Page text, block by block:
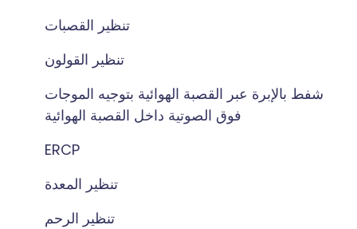
تنظير القصبات
تنظير القولون
شفط بالإبرة عبر القصبة الهوائية بتوجيه الموجات
فوق الصوتية داخل القصبة الهوائية
ERCP
تنظير المعدة
تنظير الرحم